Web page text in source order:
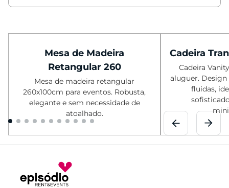
Mesa de Madeira
Retangular 260
Mesa de madeira retangular
260x100cm para eventos. Robusta,
elegante e sem necessidade de
atoalhado.
Cadeira
Cadeira
aluguer.
fluidas,